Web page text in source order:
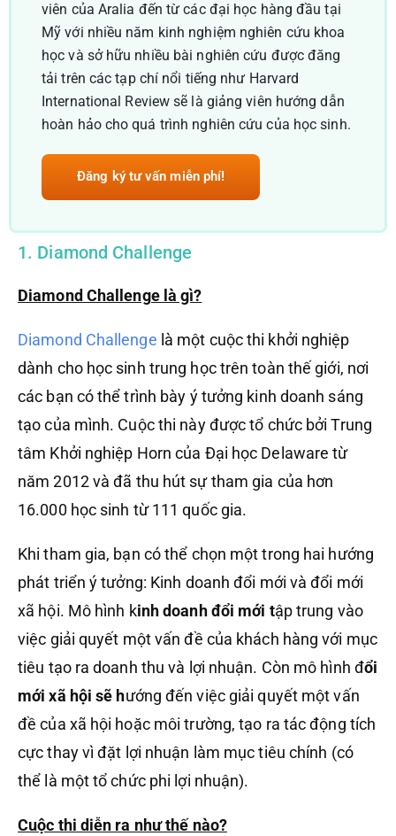
viên của Aralia đến từ các đại học hàng đầu tại
Mỹ với nhiều năm kinh nghiệm nghiên cứu khoa
học và sở hữu nhiều bài nghiên cứu được đăng
tải trên các tạp chí nổi tiếng như Harvard
International Review sẽ là giảng viên hướng dẫn
hoàn hảo cho quá trình nghiên cứu của học sinh.
Đăng ký tư vấn miễn phí!
1. Diamond Challenge
Diamond Challenge là gì?
Diamond Challenge là một cuộc thi khởi nghiệp
dành cho học sinh trung học trên toàn thế giới, nơi
các bạn có thể trình bày ý tưởng kinh doanh sáng
tạo của mình. Cuộc thi này được tổ chức bởi Trung
tâm Khởi nghiệp Horn của Đại học Delaware từ
năm 2012 và đã thu hút sự tham gia của hơn
16.000 học sinh từ 111 quốc gia.
Khi tham gia, bạn có thể chọn một trong hai hướng
phát triển ý tưởng: Kinh doanh đổi mới và đổi mới
xã hội. Mô hình kinh doanh đổi mới tập trung vào
việc giải quyết một vấn đề của khách hàng với mục
tiêu tạo ra doanh thu và lợi nhuận. Còn mô hình đổi
mới xã hội sẽ hướng đến việc giải quyết một vấn
đề của xã hội hoặc môi trường, tạo ra tác động tích
cực thay vì đặt lợi nhuận làm mục tiêu chính (có
thể là một tổ chức phi lợi nhuận).
Cuộc thi diễn ra như thế nào?